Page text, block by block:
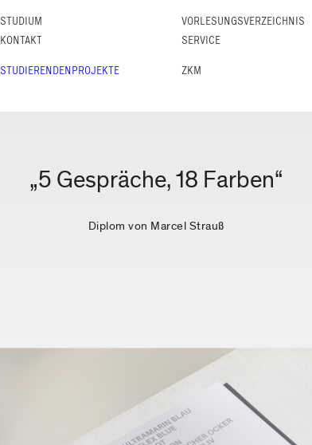
STUDIUM
VORLESUNGS­VERZEICHNIS
KONTAKT SERVICE
STUDIERENDENPROJEKTE
ZKM
„5 Gespräche, 18 Farben“
Diplom von Marcel Strauß